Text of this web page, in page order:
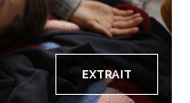
EXTRAIT